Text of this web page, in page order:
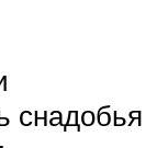
снадобья